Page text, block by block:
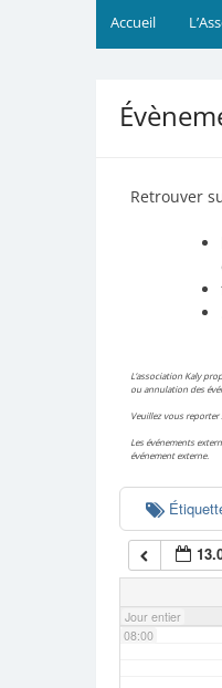
Accueil
Retrouver
L’association Kaly
ou annulation des
Veuillez vous
Les événements
événement externe.
Jour entier
00:00
04:00
05:00
06:00
07:00
08:00